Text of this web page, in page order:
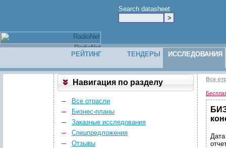
Search datasheet
РЕЙТИНГ ТЕНДЕРЫ ИССЛЕДОВАНИЯ
Навигация по разделу
Все отрасли
Бизнес-планы
Заказные исследования
Спецпредложения
Отзывы
Все